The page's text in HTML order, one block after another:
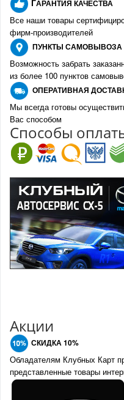
ГАРАНТИЯ КАЧЕСТВА
Все наши товары
фирм-производителей
ПУНКТЫ САМОВЫВОЗА
Возможность забрать
из более 100 пунктов
ОПЕРАТИВНАЯ
Мы всегда готовы
Вас способом
Способы
Акции
СКИДКА 10%
Обладателям Клубных Карт
представленные товары